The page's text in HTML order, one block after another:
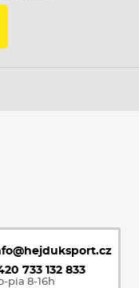
733 132 833
pia 8-16h